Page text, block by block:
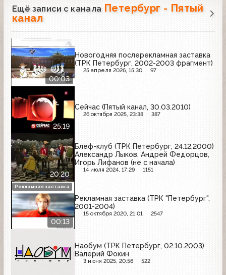
Ещё записи с канала Петербург - Пятый
канал
00:03
Новогодняя послерекламная заставка
(ТРК Петербург, 2002-2003 фрагмент)
25 апреля 2026, 15:30 97
25:19
Сейчас (Пятый канал, 30.03.2010)
26 октября 2025, 23:38 387
20:20
Блеф-клуб (ТРК Петербург, 24.12.2000)
Александр Лыков, Андрей Федорцов,
Игорь Лифанов (не с начала)
14 июля 2024, 17:29 1151
00:13
Рекламная заставка (ТРК "Петербург",
2001-2004)
15 октября 2020, 21:01 2547
Рекламная заставка
Наобум (ТРК Петербург, 02.10.2003)
Валерий Фокин
3 июня 2025, 20:56 522